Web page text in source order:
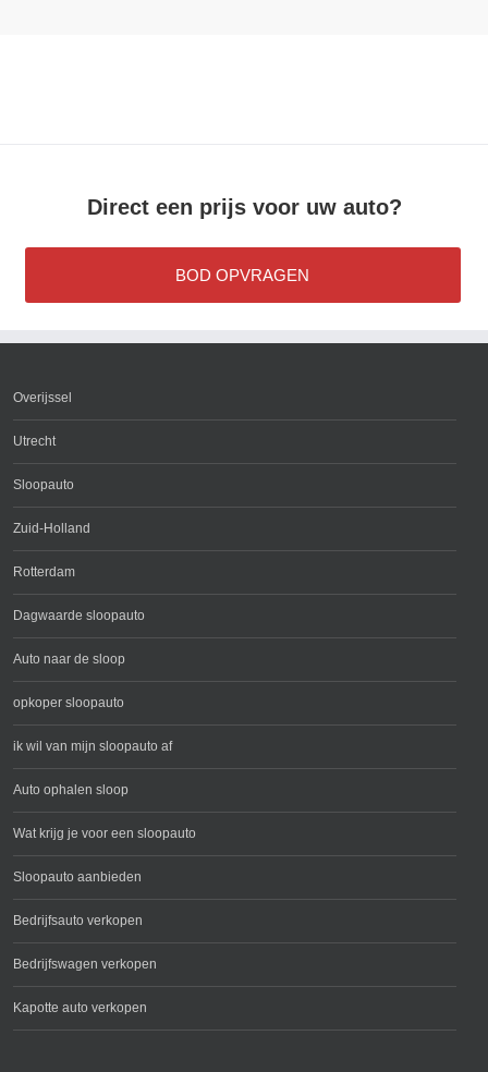
Direct een prijs voor uw auto?
BOD OPVRAGEN
Overijssel
Utrecht
Sloopauto
Zuid-Holland
Rotterdam
Dagwaarde sloopauto
Auto naar de sloop
opkoper sloopauto
ik wil van mijn sloopauto af
Auto ophalen sloop
Wat krijg je voor een sloopauto
Sloopauto aanbieden
Bedrijfsauto verkopen
Bedrijfswagen verkopen
Kapotte auto verkopen